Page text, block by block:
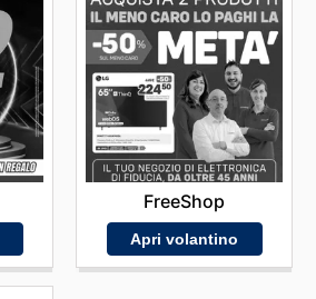
in modo strategico,
più propizi per ottenere il
denaro. Mantenere alta
sales
significa fare scelte
sempre il massimo in termini di
"Visit Unieuro's website today to
and start saving now."
FreeShop
Apri volantino